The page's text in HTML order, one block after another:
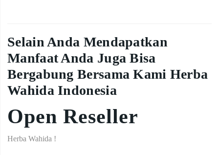
Selain Anda Mendapatkan
Manfaat Anda Juga Bisa
Bergabung Bersama Kami Herba
Wahida Indonesia
Open Reseller
Herba Wahida !